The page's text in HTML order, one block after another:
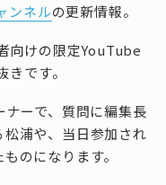
ンネルの更新情報。
向けの限定YouTube
です。
ナーで、質問に編集長
浦や、当日参加され
のになります。